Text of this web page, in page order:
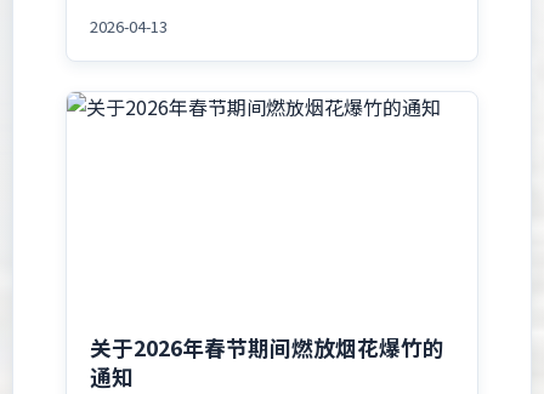
2026-04-13
关于2026年春节期间燃放烟花爆竹的
通知